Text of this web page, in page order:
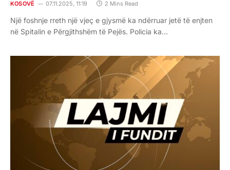
KOSOVË 07.11.2025, 11:19 2 Mins Read
Një foshnje rreth një vjeç e gjysmë ka ndërruar jetë të enjten
në Spitalin e Përgjithshëm të Pejës. Policia ka…